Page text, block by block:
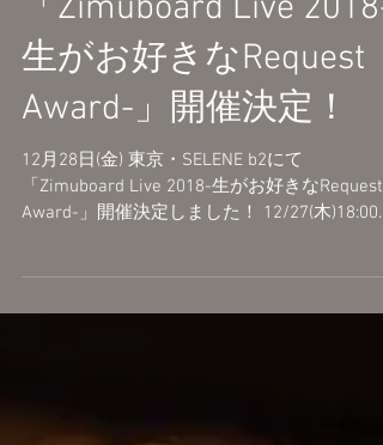
【12/23追記】
「Zimuboard Live 2018-
生がお好きなRequest
Award-」開催決定！
12月28日(金) 東京・SELENE b2にて
Award-」開催決定しました！ 12/27(木)18:00